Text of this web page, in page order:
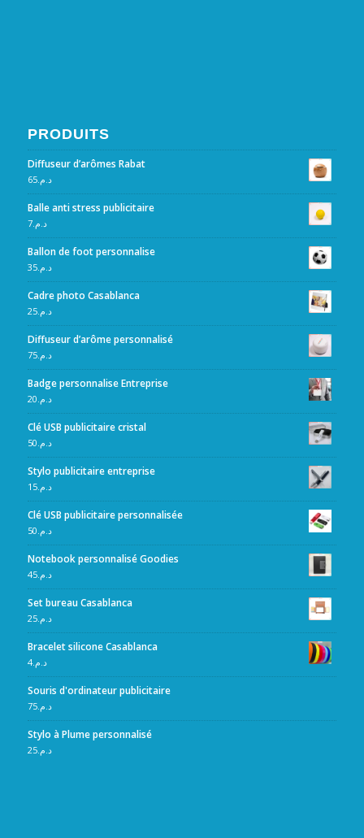
PRODUITS
Diffuseur d’arômes Rabat
د.م.65
Balle anti stress publicitaire
د.م.7
Ballon de foot personnalise
د.م.35
Cadre photo Casablanca
د.م.25
Diffuseur d’arôme personnalisé
د.م.75
Badge personnalise Entreprise
د.م.20
Clé USB publicitaire cristal
د.م.50
Stylo publicitaire entreprise
د.م.15
Clé USB publicitaire personnalisée
د.م.50
Notebook personnalisé Goodies
د.م.45
Set bureau Casablanca
د.م.25
Bracelet silicone Casablanca
د.م.4
Souris d'ordinateur publicitaire
د.م.75
Stylo à Plume personnalisé
د.م.25